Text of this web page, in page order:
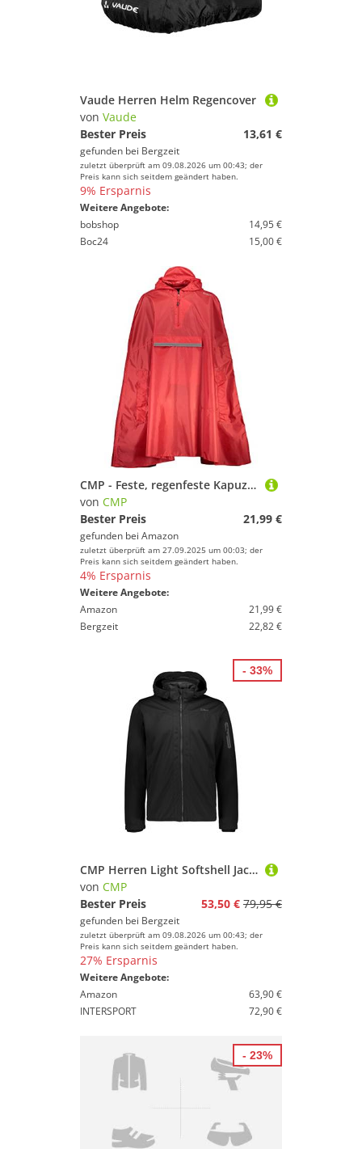
Vaude Herren Helm Regencover
von Vaude
Bester Preis
13,61 €
gefunden bei Bergzeit
zuletzt überprüft am 09.08.2026 um 00:43; der
Preis kann sich seitdem geändert haben.
9% Ersparnis
Weitere Angebote:
bobshop
14,95 €
Boc24
15,00 €
CMP - Feste, regenfeste Kapuze für Junior Cape, Ferrari, 116
von CMP
Bester Preis
21,99 €
gefunden bei Amazon
zuletzt überprüft am 27.09.2025 um 00:03; der
Preis kann sich seitdem geändert haben.
4% Ersparnis
Weitere Angebote:
Amazon
21,99 €
Bergzeit
22,82 €
CMP Herren Light Softshell Jacke
von CMP
Bester Preis
53,50 € 79,95 €
gefunden bei Bergzeit
zuletzt überprüft am 09.08.2026 um 00:43; der
Preis kann sich seitdem geändert haben.
27% Ersparnis
Weitere Angebote:
Amazon
63,90 €
INTERSPORT
72,90 €
- 33%
- 23%